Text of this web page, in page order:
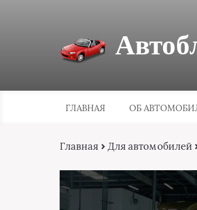
ГЛАВНАЯ ОБ
Главная Для автомобилей